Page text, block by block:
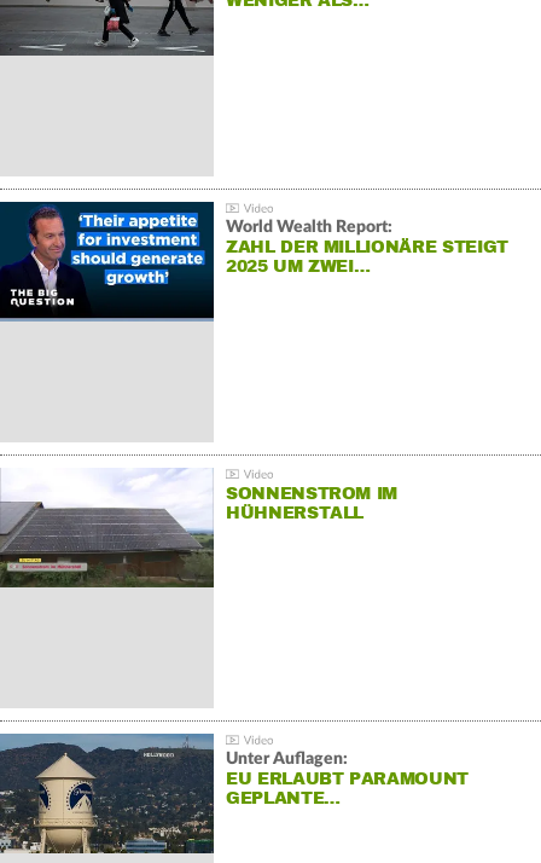
World Wealth Report:
ZAHL DER MILLIONÄRE STEIGT
2025 UM ZWEI…
SONNENSTROM IM
HÜHNERSTALL
Unter Auflagen:
EU ERLAUBT PARAMOUNT
GEPLANTE…